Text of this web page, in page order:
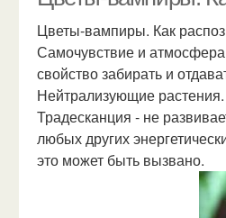
Цветы-вампиры. Как
Самочувствие и
свойство забирать и
Нейтрализующие растения.
Традесканция - не
любых других
это может быть вызвано.